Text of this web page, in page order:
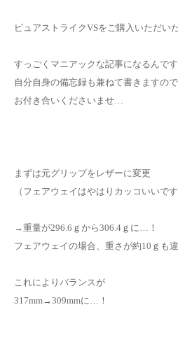
ピュアストライクVSをご購入いただい
すっごくマニアックな記事になるんです
自分自身の備忘録も兼ねて書きますので
お付き合いくださいませ…
まずは元グリップをレザーに変更
（フェアウェイはやはりカッコいいです
→重量が296.6ｇから306.4ｇに…！
フェアウェイの場合、重さが約10ｇも違
これによりバランスが
317mm→309mmに…！